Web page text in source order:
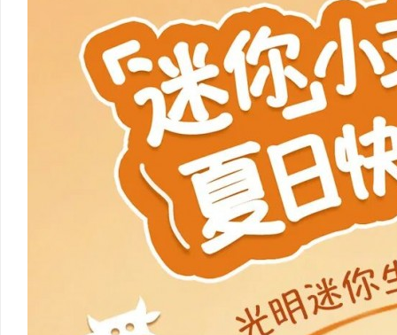
550FC45耐磨改性颗粒：提升耐磨性能 高精度激